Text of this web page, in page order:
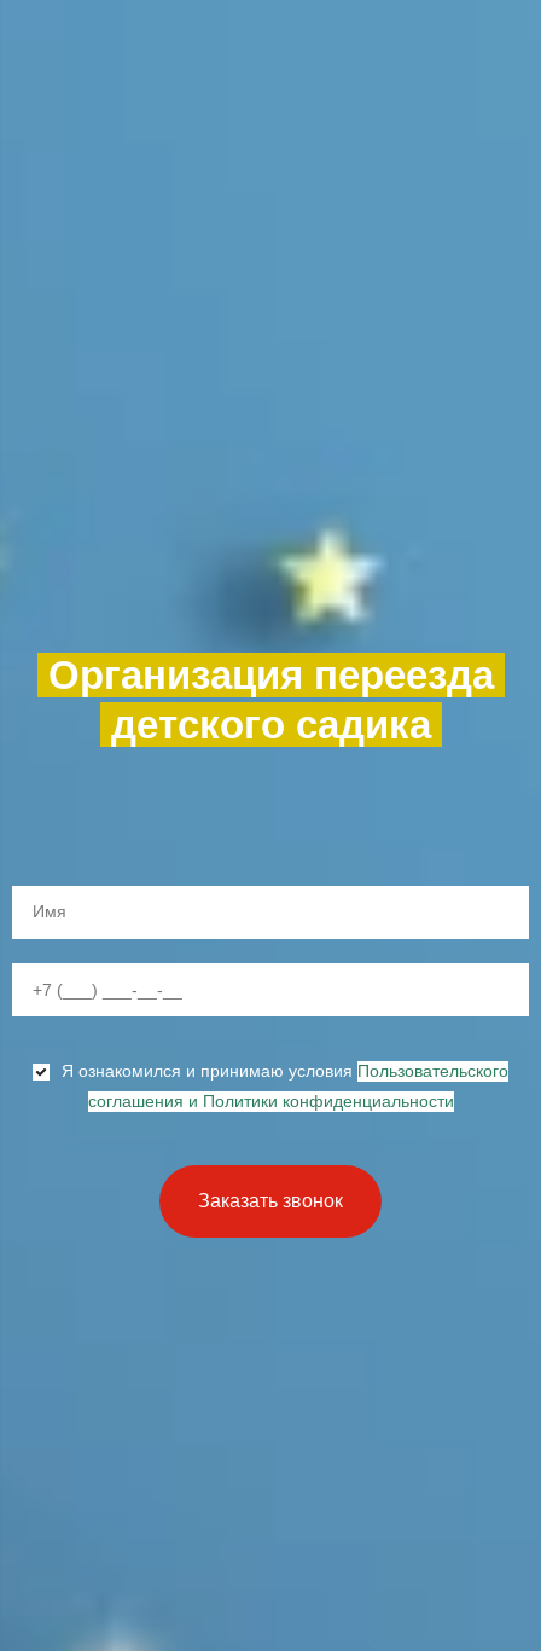
Организация переезда
детского садика
Я ознакомился и принимаю условия Пользовательского
соглашения и Политики конфиденциальности
Заказать звонок